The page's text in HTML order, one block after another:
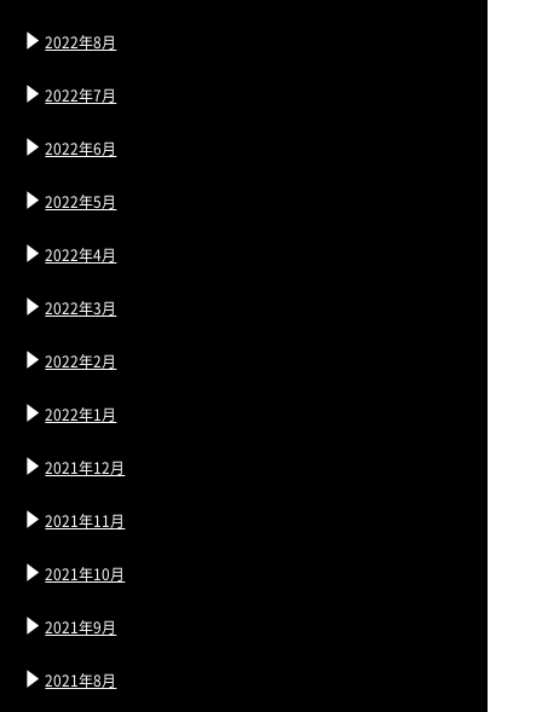
2022年8月
2022年7月
2022年6月
2022年5月
2022年4月
2022年3月
2022年2月
2022年1月
2021年12月
2021年11月
2021年10月
2021年9月
2021年8月